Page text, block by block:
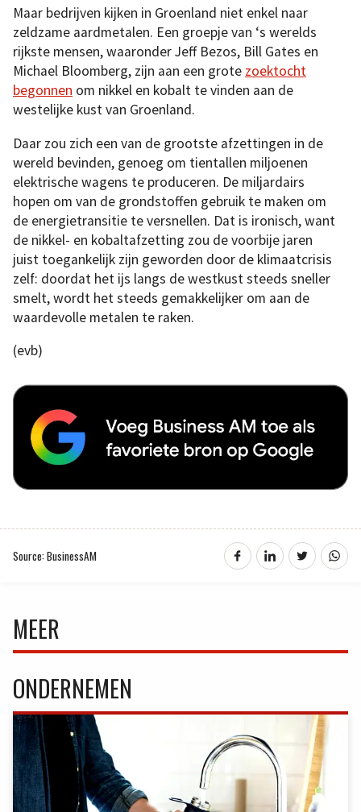
Maar bedrijven kijken in Groenland niet enkel naar
zeldzame aardmetalen. Een groepje van ‘s werelds
rijkste mensen, waaronder Jeff Bezos, Bill Gates en
Michael Bloomberg, zijn aan een grote zoektocht
begonnen om nikkel en kobalt te vinden aan de
westelijke kust van Groenland.
Daar zou zich een van de grootste afzettingen in de
wereld bevinden, genoeg om tientallen miljoenen
elektrische wagens te produceren. De miljardairs
hopen om van de grondstoffen gebruik te maken om
de energietransitie te versnellen. Dat is ironisch, want
de nikkel- en kobaltafzetting zou de voorbije jaren
juist toegankelijk zijn geworden door de klimaatcrisis
zelf: doordat het ijs langs de westkust steeds sneller
smelt, wordt het steeds gemakkelijker om aan de
waardevolle metalen te raken.
(evb)
Source: BusinessAM
MEER
ONDERNEMEN